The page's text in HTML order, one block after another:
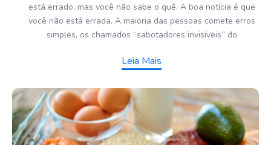
está errado, mas você não sabe o quê. A boa notícia é que
você não está errada. A maioria das pessoas comete erros
simples, os chamados “sabotadores invisíveis” do
Leia Mais